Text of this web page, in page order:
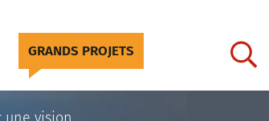
GRANDS PROJETS